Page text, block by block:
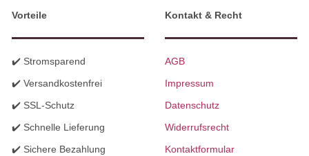
Vorteile
✔️ Stromsparend
✔️ Versandkostenfrei
✔️ SSL-Schutz
✔️ Schnelle Lieferung
✔️ Sichere Bezahlung
Kontakt & Recht
AGB
Impressum
Datenschutz
Widerrufsrecht
Kontaktformular